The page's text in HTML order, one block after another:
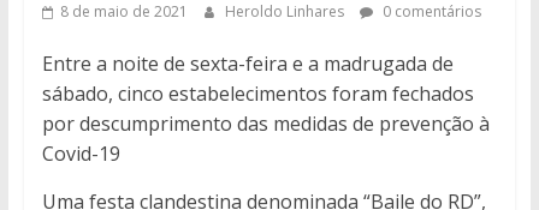
8 de maio de 2021 Heroldo Linhares 0 comentários
Entre a noite de sexta-feira e a madrugada de
sábado, cinco estabelecimentos foram fechados
por descumprimento das medidas de prevenção à
Covid-19
Uma festa clandestina denominada “Baile do RD”,